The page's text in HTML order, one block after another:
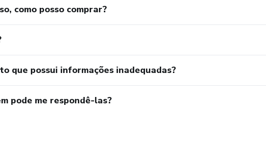
como posso comprar?
que possui informações inadequadas?
pode me respondê-las?